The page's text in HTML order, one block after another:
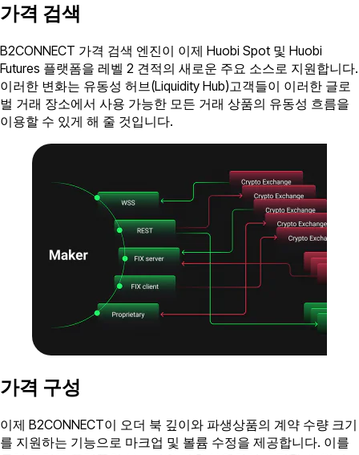
가격 검색
B2CONNECT 가격 검색 엔진이 이제 Huobi Spot 및 Huobi
Futures 플랫폼을 레벨 2 견적의 새로운 주요 소스로 지원합니다.
이러한 변화는 유동성 허브(Liquidity Hub)고객들이 이러한 글로
벌 거래 장소에서 사용 가능한 모든 거래 상품의 유동성 흐름을
이용할 수 있게 해 줄 것입니다.
가격 구성
이제 B2CONNECT이 오더 북 깊이와 파생상품의 계약 수량 크기
를 지원하는 기능으로 마크업 및 볼륨 수정을 제공합니다. 이를